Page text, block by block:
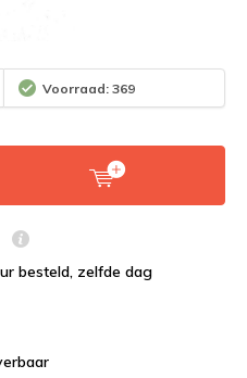
Voorraad: 369
besteld, zelfde dag